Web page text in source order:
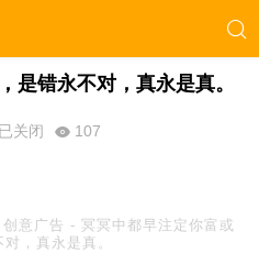
是错永不对，真永是真。
关闭 107
创意广告 - 冥冥中都早注定你富或
，真永是真。